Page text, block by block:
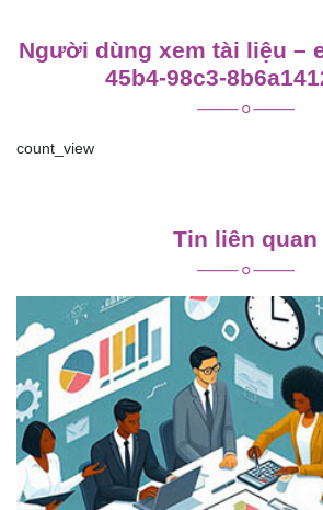
Người dùng xem tài liệu –
45b4-98c3-
count_view
viết
Tin liên quan